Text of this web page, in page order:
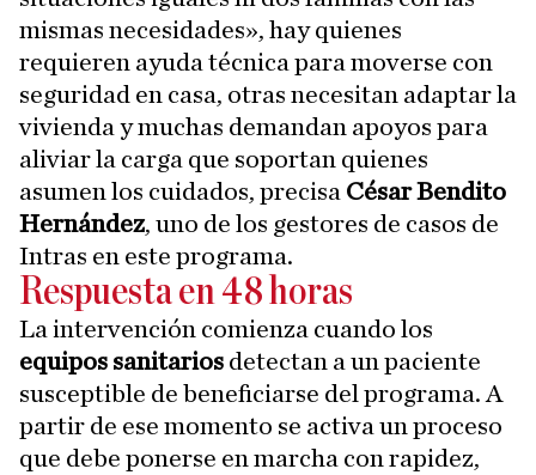
mismas necesidades», hay quienes
requieren ayuda técnica para moverse con
seguridad en casa, otras necesitan adaptar la
vivienda y muchas demandan apoyos para
aliviar la carga que soportan quienes
asumen los cuidados, precisa César Bendito
Hernández, uno de los gestores de casos de
Intras en este programa.
Respuesta en 48 horas
La intervención comienza cuando los
equipos sanitarios detectan a un paciente
susceptible de beneficiarse del programa. A
partir de ese momento se activa un proceso
que debe ponerse en marcha con rapidez,